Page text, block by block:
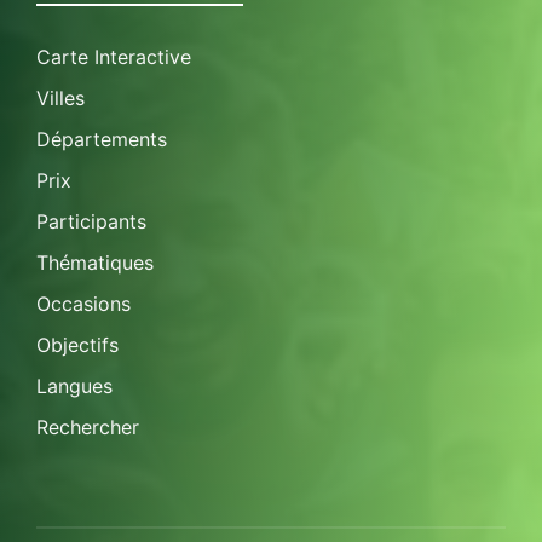
Carte Interactive
Villes
Départements
Prix
Participants
Thématiques
Occasions
Objectifs
Langues
Rechercher